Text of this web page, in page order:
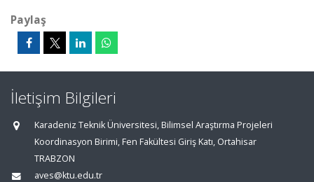
Paylaş
İletişim Bilgileri
Karadeniz Teknik Üniversitesi, Bilimsel Araştırma Projeleri
Koordinasyon Birimi, Fen Fakültesi Giriş Katı, Ortahisar
TRABZON
aves@ktu.edu.tr